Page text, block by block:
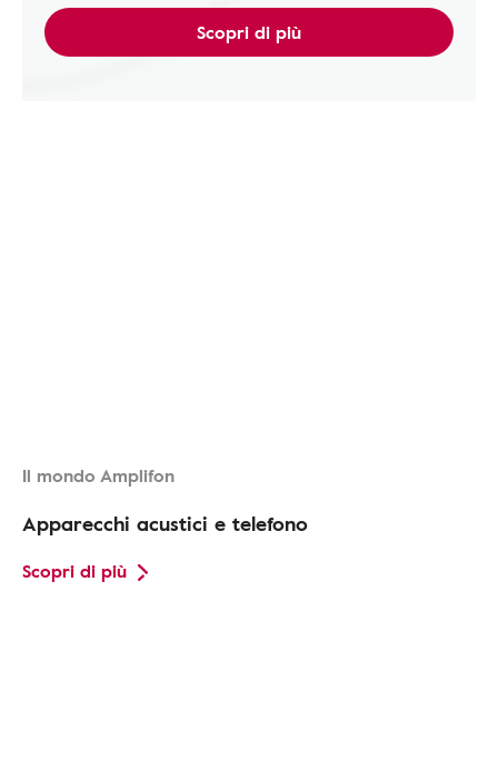
Scopri di più
Il mondo Amplifon
Apparecchi acustici e telefono
Scopri di più